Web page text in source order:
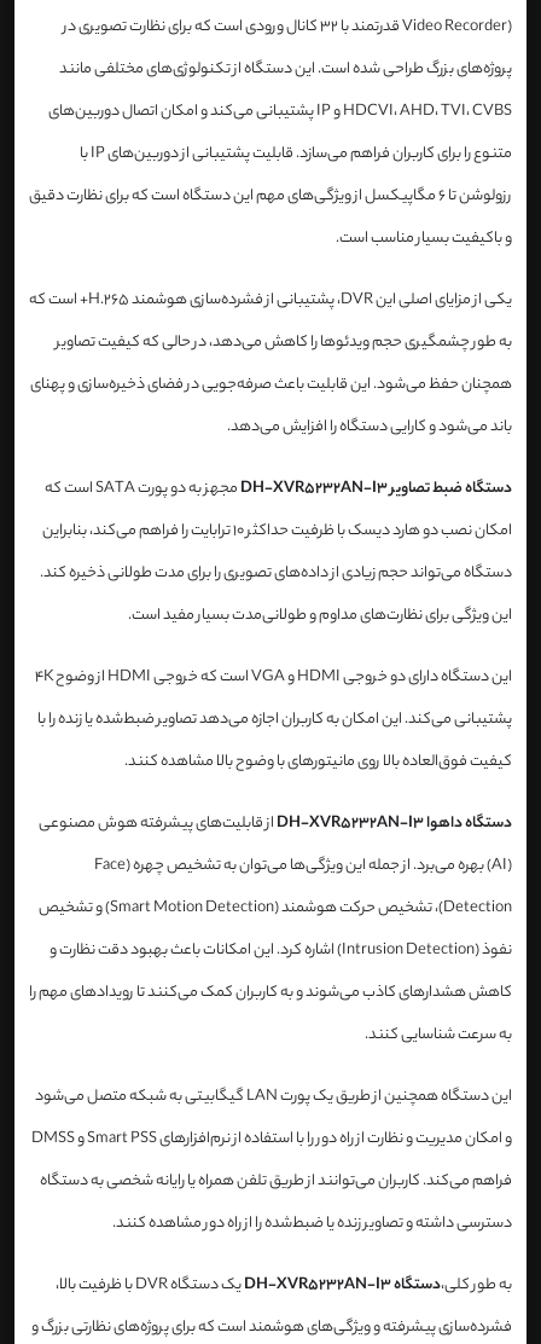
Video Recorder) قدرتمند با 32 کانال ورودی است که برای نظارت تصویری در
پروژه‌های بزرگ طراحی شده است. این دستگاه از تکنولوژی‌های مختلفی مانند
HDCVI، AHD، TVI، CVBS و IP پشتیبانی می‌کند و امکان اتصال دوربین‌های
متنوع را برای کاربران فراهم می‌سازد. قابلیت پشتیبانی از دوربین‌های IP با
رزولوشن تا 6 مگاپیکسل از ویژگی‌های مهم این دستگاه است که برای نظارت دقیق
و باکیفیت بسیار مناسب است.
یکی از مزایای اصلی این DVR، پشتیبانی از فشرده‌سازی هوشمند H.265+ است که
به طور چشمگیری حجم ویدئوها را کاهش می‌دهد، در حالی که کیفیت تصاویر
همچنان حفظ می‌شود. این قابلیت باعث صرفه‌جویی در فضای ذخیره‌سازی و پهنای
باند می‌شود و کارایی دستگاه را افزایش می‌دهد.
دستگاه ضبط تصاویر DH-XVR5232AN-I3
مجهز به دو پورت SATA است که
امکان نصب دو هارد دیسک با ظرفیت حداکثر 10 ترابایت را فراهم می‌کند، بنابراین
دستگاه می‌تواند حجم زیادی از داده‌های تصویری را برای مدت طولانی ذخیره کند.
این ویژگی برای نظارت‌های مداوم و طولانی‌مدت بسیار مفید است.
این دستگاه دارای دو خروجی HDMI و VGA است که خروجی HDMI از وضوح 4K
پشتیبانی می‌کند. این امکان به کاربران اجازه می‌دهد تصاویر ضبط‌شده یا زنده را با
کیفیت فوق‌العاده بالا روی مانیتورهای با وضوح بالا مشاهده کنند.
دستگاه داهوا DH-XVR5232AN-I3
از قابلیت‌های پیشرفته هوش مصنوعی
(AI) بهره می‌برد. از جمله این ویژگی‌ها می‌توان به تشخیص چهره (Face
Detection)، تشخیص حرکت هوشمند (Smart Motion Detection) و تشخیص
نفوذ (Intrusion Detection) اشاره کرد. این امکانات باعث بهبود دقت نظارت و
کاهش هشدارهای کاذب می‌شوند و به کاربران کمک می‌کنند تا رویدادهای مهم را
به سرعت شناسایی کنند.
این دستگاه همچنین از طریق یک پورت LAN گیگابیتی به شبکه متصل می‌شود
و امکان مدیریت و نظارت از راه دور را با استفاده از نرم‌افزارهای Smart PSS و DMSS
فراهم می‌کند. کاربران می‌توانند از طریق تلفن همراه یا رایانه شخصی به دستگاه
دسترسی داشته و تصاویر زنده یا ضبط‌شده را از راه دور مشاهده کنند.
به طور کلی،دستگاه DH-XVR5232AN-I3
یک دستگاه DVR با ظرفیت بالا،
فشرده‌سازی پیشرفته و ویژگی‌های هوشمند است که برای پروژه‌های نظارتی بزرگ و